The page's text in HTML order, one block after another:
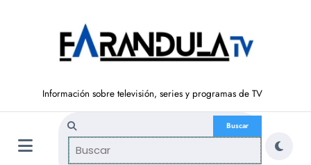
Información sobre televisión, series y programas de TV